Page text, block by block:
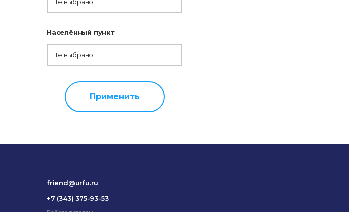
Не выбрано
Населённый пункт
Не выбрано
Применить
friend@urfu.ru
+7 (343) 375-93-53